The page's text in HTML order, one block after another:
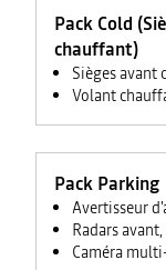
Pack Cold
chauffant)
Sièges avant
Volant
Pack Parking
Avertisseur
Radars
Caméra